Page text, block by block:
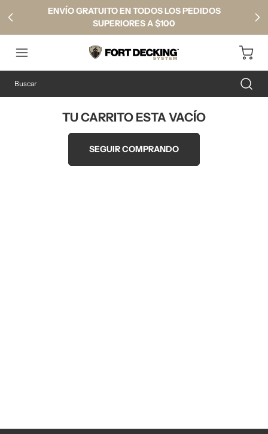
ENVÍO GRATUITO EN TODOS LOS PEDIDOS
SUPERIORES A $100
TU CARRITO ESTA VACÍO
SEGUIR COMPRANDO